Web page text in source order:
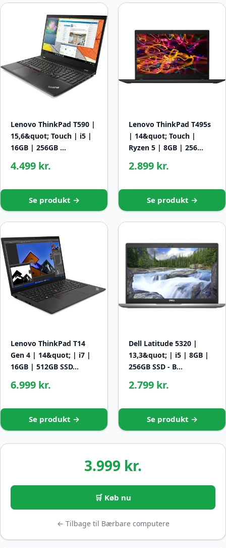
Lenovo ThinkPad T590 |
15,6&quot; Touch | i5 |
16GB | 256GB …
4.499 kr.
Se produkt →
Lenovo ThinkPad T495s
| 14&quot; Touch |
Ryzen 5 | 8GB | 256…
2.899 kr.
Se produkt →
Lenovo ThinkPad T14
Gen 4 | 14&quot; | i7 |
16GB | 512GB SSD…
6.999 kr.
Se produkt →
Dell Latitude 5320 |
13,3&quot; | i5 | 8GB |
256GB SSD - B…
2.799 kr.
Se produkt →
3.999 kr.
🛒 Køb nu
← Tilbage til Bærbare computere